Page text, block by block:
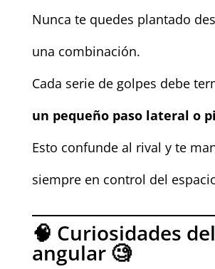
Nunca te quedes plantado
una combinación.
Cada serie de golpes debe
un pequeño paso lateral o
Esto confunde al rival y te
siempre en control del
🧠 Curiosidades
angular 🧐